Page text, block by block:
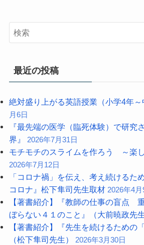
最近の投稿
絶対盛り上がる英語授業（小学4年～
月6日
『最先端の医学（臨死体験）で研究
界』
2026年7月31日
モチモチのスライムを作ろう ～楽
2026年7月12日
「コロナ禍」を伝え、考え続けるた
コロナ』松下隼司先生取材 2026年4月
【著書紹介】『教師の仕事の盲点
ぼらない４１のこと』（大前暁政先
【著書紹介】『先生を続けるための
（松下隼司先生）
2026年3月30日